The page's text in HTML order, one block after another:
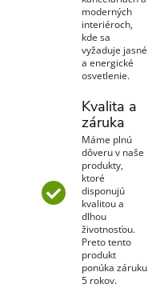
moderných
interiéroch,
kde sa
vyžaduje jasné
a energické
osvetlenie.
Kvalita a
záruka
Máme plnú
dôveru v naše
produkty,
ktoré
disponujú
kvalitou a
dlhou
životnosťou.
Preto tento
produkt
ponúka záruku
5 rokov.